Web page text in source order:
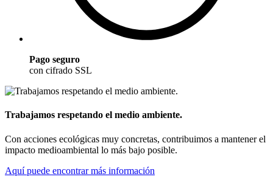
Pago seguro
con cifrado SSL
Trabajamos respetando el medio ambiente.
Con acciones ecológicas muy concretas, contribuimos a mantener el
impacto medioambiental lo más bajo posible.
Aquí puede encontrar más información